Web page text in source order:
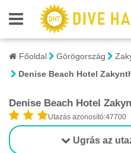
Főoldal Görögország
Denise Beach Hotel
Denise Beach Hotel
Utazás azonosító:47700
Ugrás az